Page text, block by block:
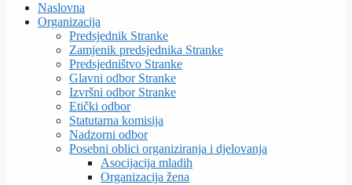
Naslovna
Organizacija
Predsjednik Stranke
Zamjenik predsjednika Stranke
Predsjedništvo Stranke
Glavni odbor Stranke
Izvršni odbor Stranke
Etički odbor
Statutarna komisija
Nadzorni odbor
Posebni oblici organiziranja i djelovanja
Asocijacija mladih
Organizacija žena